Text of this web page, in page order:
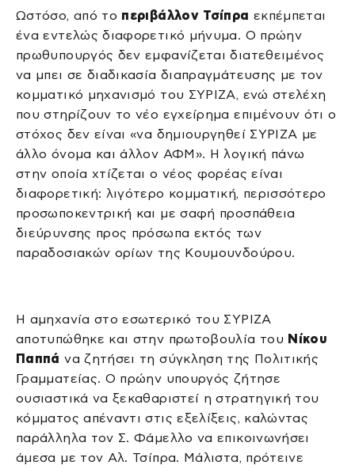
Ωστόσο, από το περιβάλλον Τσίπρα εκπέμπεται
ένα εντελώς διαφορετικό μήνυμα. Ο πρώην
πρωθυπουργός δεν εμφανίζεται διατεθειμένος
να μπει σε διαδικασία διαπραγμάτευσης με τον
κομματικό μηχανισμό του ΣΥΡΙΖΑ, ενώ στελέχη
που στηρίζουν το νέο εγχείρημα επιμένουν ότι ο
στόχος δεν είναι «να δημιουργηθεί ΣΥΡΙΖΑ με
άλλο όνομα και άλλον ΑΦΜ». Η λογική πάνω
στην οποία χτίζεται ο νέος φορέας είναι
διαφορετική: λιγότερο κομματική, περισσότερο
προσωποκεντρική και με σαφή προσπάθεια
διεύρυνσης προς πρόσωπα εκτός των
παραδοσιακών ορίων της Κουμουνδούρου.
Η αμηχανία στο εσωτερικό του ΣΥΡΙΖΑ
αποτυπώθηκε και στην πρωτοβουλία του Νίκου
Παππά να ζητήσει τη σύγκληση της Πολιτικής
Γραμματείας. Ο πρώην υπουργός ζήτησε
ουσιαστικά να ξεκαθαριστεί η στρατηγική του
κόμματος απέναντι στις εξελίξεις, καλώντας
παράλληλα τον Σ. Φάμελλο να επικοινωνήσει
άμεσα με τον Αλ. Τσίπρα. Μάλιστα, πρότεινε